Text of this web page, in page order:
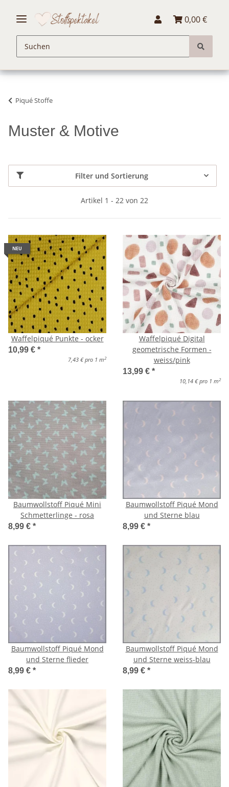
0,00 €
Piqué Stoffe
Muster & Motive
Filter und Sortierung
Artikel 1 - 22 von 22
NEU
Waffelpiqué Punkte - ocker
10,99 € *
7,43 € pro 1 m 2
Waffelpiqué Digital
geometrische Formen -
weiss/pink
13,99 € *
10,14 € pro 1 m 2
Baumwollstoff Piqué Mini
Schmetterlinge - rosa
8,99 € *
Baumwollstoff Piqué Mond
und Sterne blau
8,99 € *
Baumwollstoff Piqué Mond
und Sterne flieder
8,99 € *
Baumwollstoff Piqué Mond
und Sterne weiss-blau
8,99 € *